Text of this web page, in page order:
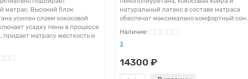
матрас. Высокий блок
усилен слоем кокосовой
усадку пены в процессе
придает матрасу жесткость и
натуральный латекс в составе матраса
обеспечат максимально комфортный сон.
3
14300 ₽